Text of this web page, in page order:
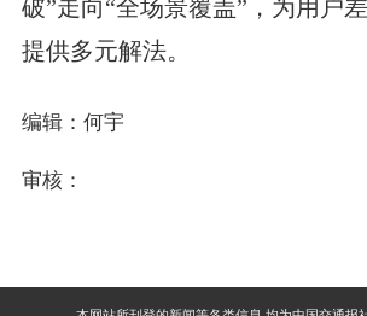
破”走向“全场景覆盖”，为用户
提供多元解法。
编辑：何宇
审核：